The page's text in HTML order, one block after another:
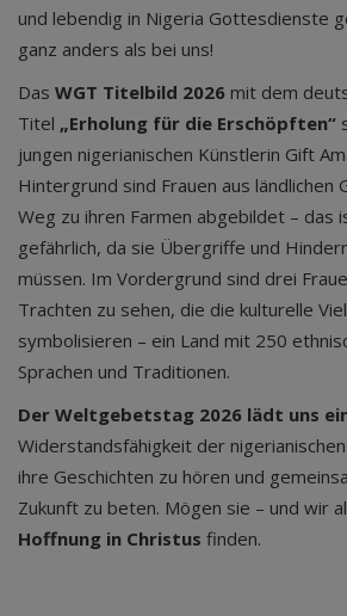
und lebendig in Nigeria Gottesdienste
ganz anders als bei uns!
Das WGT Titelbild 2026 mit dem
Titel „Erholung für die Erschöpften“
jungen nigerianischen Künstlerin Gift
Hintergrund sind Frauen aus ländlichen
Weg zu ihren Farmen abgebildet – das
gefährlich, da sie Übergriffe und
müssen. Im Vordergrund sind drei
Trachten zu sehen, die die kulturelle
symbolisieren – ein Land mit 250
Sprachen und Traditionen.
Der Weltgebetstag 2026 lädt uns
Widerstandsfähigkeit der
ihre Geschichten zu hören und
Zukunft zu beten. Mögen sie – und wir
Hoffnung in Christus finden.